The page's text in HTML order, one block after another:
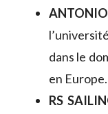
dans le
en Europe.
RS